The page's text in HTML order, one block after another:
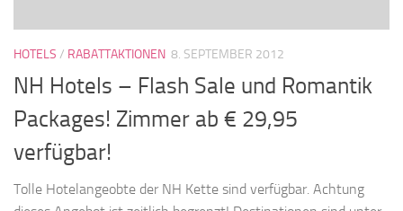
HOTELS / RABATTAKTIONEN 8. SEPTEMBER 2012
NH Hotels – Flash Sale und Romantik
Packages! Zimmer ab € 29,95
verfügbar!
Tolle Hotelangeobte der NH Kette sind verfügbar. Achtung